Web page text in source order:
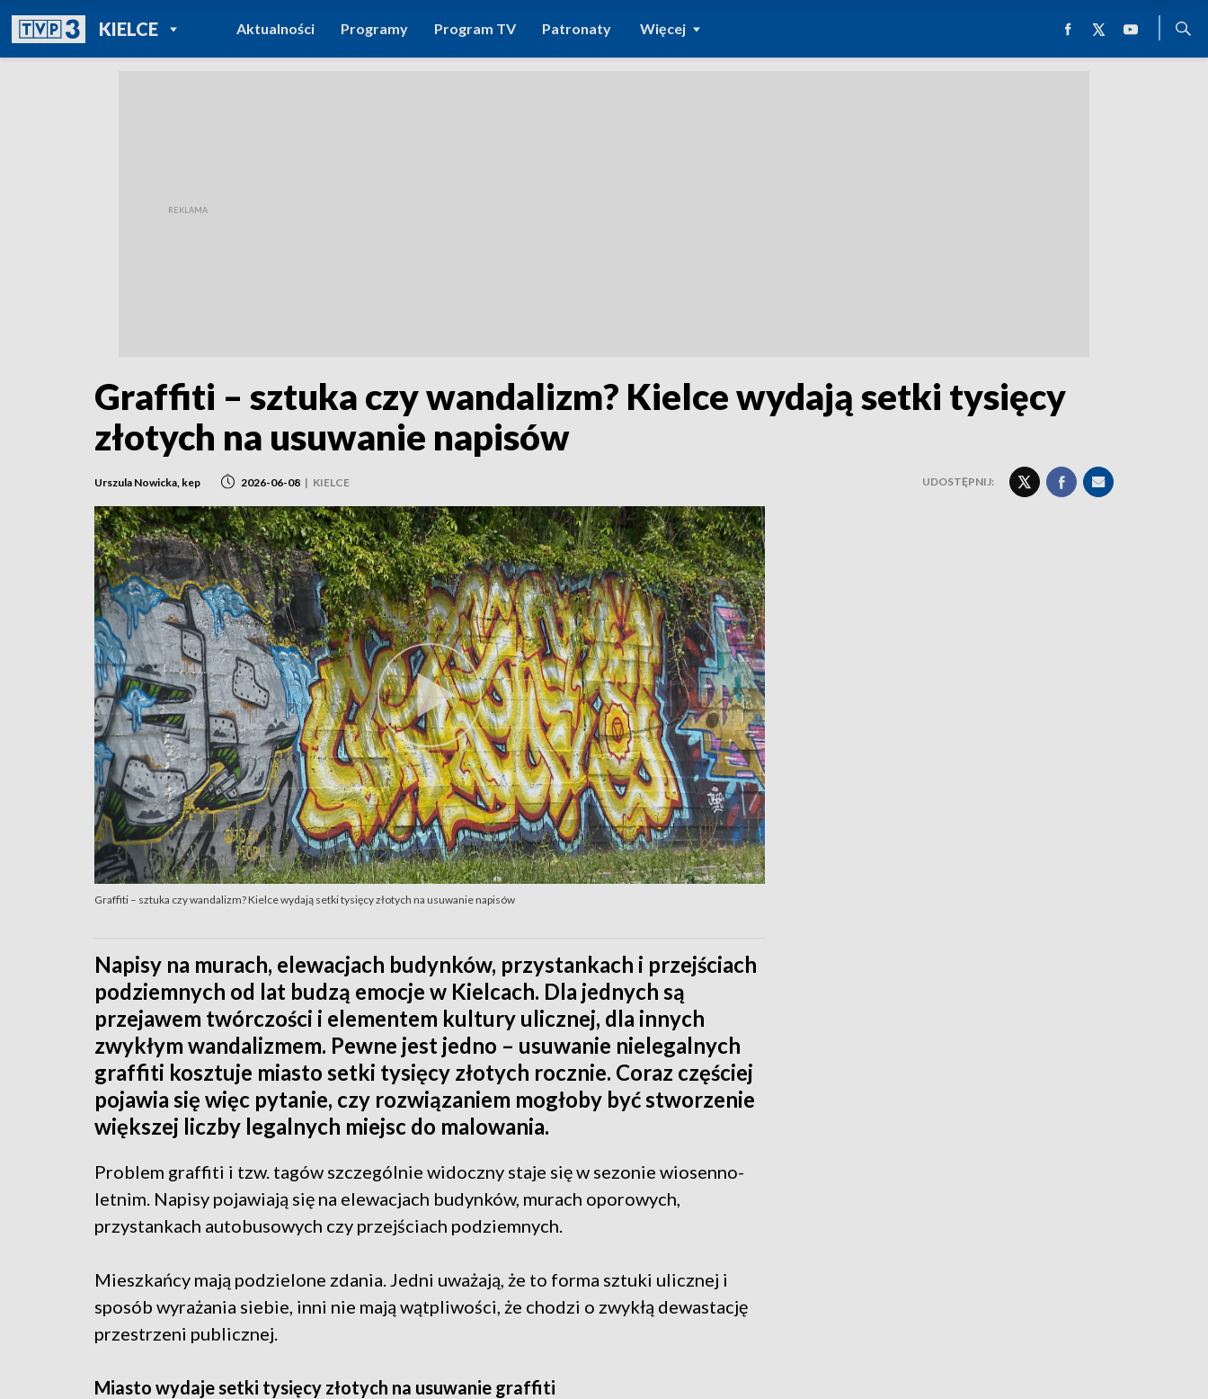
KIELCEPOWRÓT DO
TVP REGIONY
Aktualności Programy Program TV Patronaty Więcej
Graffiti – sztuka czy wandalizm? Kielce wydają setki tysięcy
złotych na usuwanie napisów
Urszula Nowicka, kep 2026-06-08 | KIELCE UDOSTĘPNIJ:
Graffiti – sztuka czy wandalizm? Kielce wydają setki tysięcy złotych na usuwanie napisów
Napisy na murach, elewacjach budynków, przystankach i przejściach
podziemnych od lat budzą emocje w Kielcach. Dla jednych są
przejawem twórczości i elementem kultury ulicznej, dla innych
zwykłym wandalizmem. Pewne jest jedno – usuwanie nielegalnych
graffiti kosztuje miasto setki tysięcy złotych rocznie. Coraz częściej
pojawia się więc pytanie, czy rozwiązaniem mogłoby być stworzenie
większej liczby legalnych miejsc do malowania.
Problem graffiti i tzw. tagów szczególnie widoczny staje się w sezonie wiosenno-
letnim. Napisy pojawiają się na elewacjach budynków, murach oporowych,
przystankach autobusowych czy przejściach podziemnych.
Mieszkańcy mają podzielone zdania. Jedni uważają, że to forma sztuki ulicznej i
sposób wyrażania siebie, inni nie mają wątpliwości, że chodzi o zwykłą dewastację
przestrzeni publicznej.
Miasto wydaje setki tysięcy złotych na usuwanie graffiti